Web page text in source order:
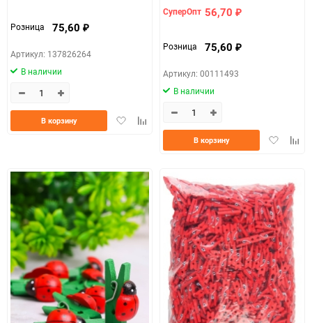
Розница 75,60 ₽
Артикул: 137826264
В наличии
ДобавитьДобавить
В корзину
СуперОпт 56,70 ₽
Розница 75,60 ₽
Артикул: 00111493
В наличии
Добавить
В корзину